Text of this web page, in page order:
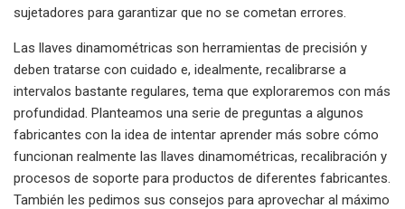
sujetadores para garantizar que no se cometan errores.
Las llaves dinamométricas son herramientas de precisión y
deben tratarse con cuidado e, idealmente, recalibrarse a
intervalos bastante regulares, tema que exploraremos con más
profundidad. Planteamos una serie de preguntas a algunos
fabricantes con la idea de intentar aprender más sobre cómo
funcionan realmente las llaves dinamométricas, recalibración y
procesos de soporte para productos de diferentes fabricantes.
También les pedimos sus consejos para aprovechar al máximo